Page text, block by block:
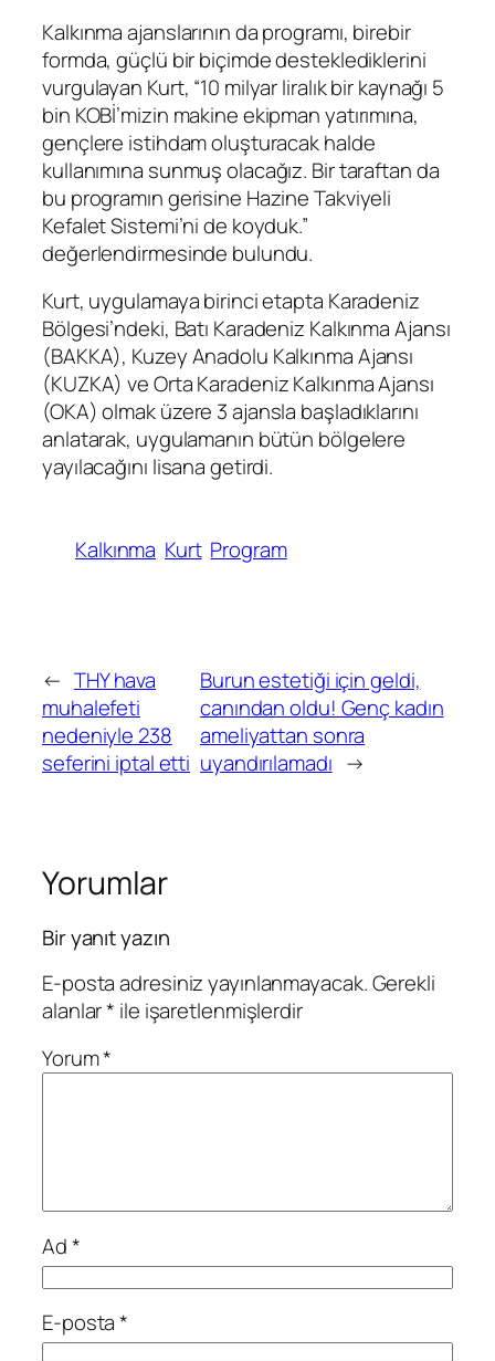
Kalkınma ajanslarının da programı, birebir
formda, güçlü bir biçimde desteklediklerini
vurgulayan Kurt, “10 milyar liralık bir kaynağı 5
bin KOBİ’mizin makine ekipman yatırımına,
gençlere istihdam oluşturacak halde
kullanımına sunmuş olacağız. Bir taraftan da
bu programın gerisine Hazine Takviyeli
Kefalet Sistemi’ni de koyduk.”
değerlendirmesinde bulundu.
Kurt, uygulamaya birinci etapta Karadeniz
Bölgesi’ndeki, Batı Karadeniz Kalkınma Ajansı
(BAKKA), Kuzey Anadolu Kalkınma Ajansı
(KUZKA) ve Orta Karadeniz Kalkınma Ajansı
(OKA) olmak üzere 3 ajansla başladıklarını
anlatarak, uygulamanın bütün bölgelere
yayılacağını lisana getirdi.
Kalkınma Kurt Program
← THY hava
muhalefeti
nedeniyle 238
seferini iptal etti
Burun estetiği için geldi,
canından oldu! Genç kadın
ameliyattan sonra
uyandırılamadı →
Yorumlar
Bir yanıt yazın
E-posta adresiniz yayınlanmayacak.Gerekli
alanlar* ile işaretlenmişlerdir
Yorum*
Ad*
E-posta*